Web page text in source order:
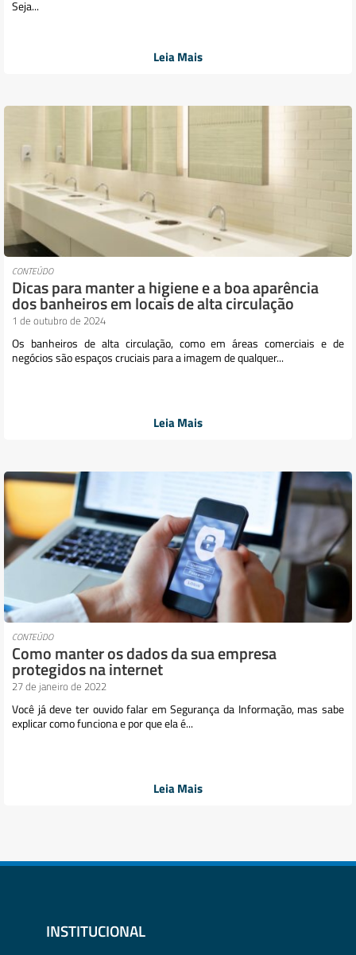
Seja...
Leia Mais
CONTEÚDO
Dicas para manter a higiene e a boa aparência
dos banheiros em locais de alta circulação
1 de outubro de 2024
Os banheiros de alta circulação, como em áreas comerciais e de
negócios são espaços cruciais para a imagem de qualquer...
Leia Mais
CONTEÚDO
Como manter os dados da sua empresa
protegidos na internet
27 de janeiro de 2022
Você já deve ter ouvido falar em Segurança da Informação, mas sabe
explicar como funciona e por que ela é...
Leia Mais
INSTITUCIONAL